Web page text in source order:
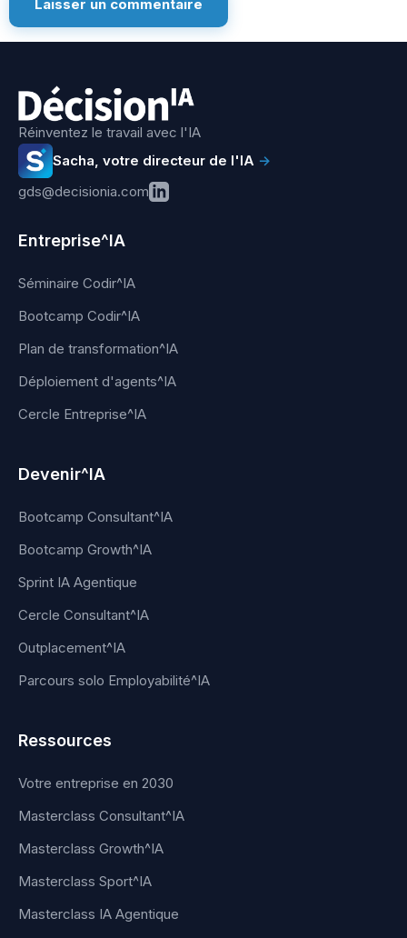
Réinventez le travail avec l'IA
Sacha, votre directeur de l'IA →
gds@decisionia.com
Entreprise^IA
Séminaire Codir^IA
Bootcamp Codir^IA
Plan de transformation^IA
Déploiement d'agents^IA
Cercle Entreprise^IA
Devenir^IA
Bootcamp Consultant^IA
Bootcamp Growth^IA
Sprint IA Agentique
Cercle Consultant^IA
Outplacement^IA
Parcours solo Employabilité^IA
Ressources
Votre entreprise en 2030
Masterclass Consultant^IA
Masterclass Growth^IA
Masterclass Sport^IA
Masterclass IA Agentique